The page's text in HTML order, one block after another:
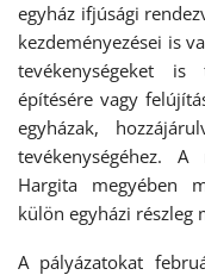
egyház ifjúsági
kezdeményezései is
tevékenységeket is
építésére vagy
egyházak,
tevékenységéhez.
Hargita megyében
külön egyházi részleg
A pályázatokat